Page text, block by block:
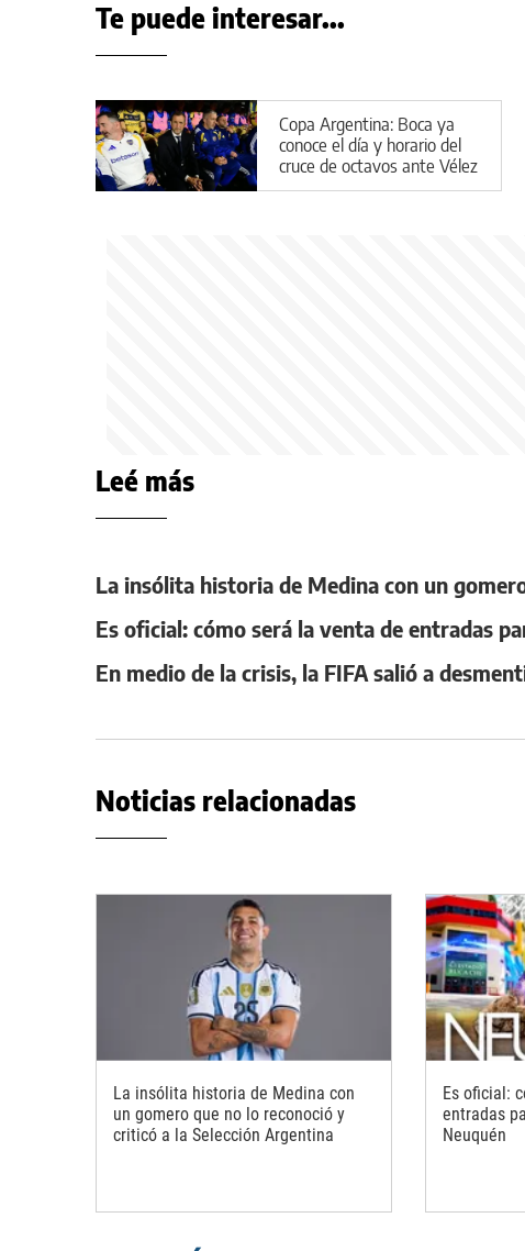
Te puede interesar...
Copa Argentina: Boca ya
conoce el día y horario del
cruce de octavos ante Vélez
Leé más
La insólita historia de Medina con un
Es oficial: cómo será la venta de entradas
En medio de la crisis, la FIFA salió a
Noticias relacionadas
La insólita historia de Medina con
un gomero que no lo reconoció y
criticó a la Selección Argentina
Es oficial:
entradas
Neuquén